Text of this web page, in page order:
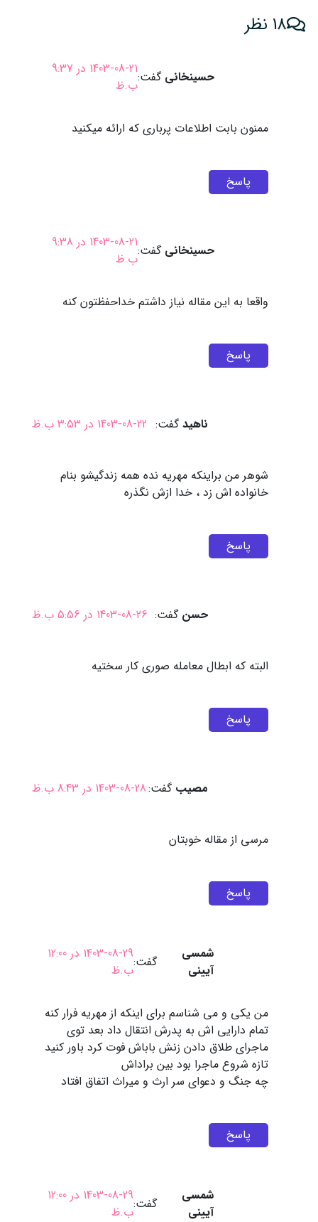
18 نظر
حسینخانی گفت:
1403-08-21 در 9:37
ب.ظ
ممنون بابت اطلاعات پرباری که ارائه میکنید
پاسخ
حسینخانی گفت:
1403-08-21 در 9:38
ب.ظ
واقعا به این مقاله نیاز داشتم خداحفظتون کنه
پاسخ
ناهید گفت: 1403-08-22 در 3:53 ب.ظ
شوهر من براینکه مهریه نده همه زندگیشو بنام
خانواده اش زد ، خدا ازش نگذره
پاسخ
حسن گفت: 1403-08-26 در 5:56 ب.ظ
البته که ابطال معامله صوری کار سختیه
پاسخ
مصیب گفت:1403-08-28 در 8:43 ب.ظ
مرسی از مقاله خوبتان
پاسخ
شمسی
آیینی
گفت:
1403-08-29 در 12:00
ب.ظ
من یکی و می شناسم برای اینکه از مهریه فرار کنه
تمام دارایی اش به پدرش انتقال داد بعد توی
ماجرای طلاق دادن زنش باباش فوت کرد باور کنید
تازه شروع ماجرا بود بین براداش
چه جنگ و دعوای سر ارث و میراث اتفاق افتاد
پاسخ
شمسی
آیینی
گفت:
1403-08-29 در 12:00
ب.ظ